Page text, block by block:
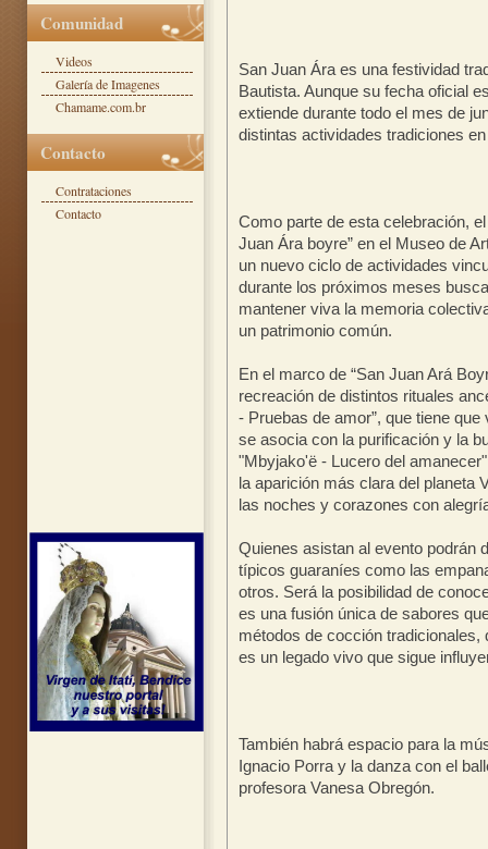
San Juan Ára es una festividad
Bautista. Aunque su fecha oficial
extiende durante todo el mes de
distintas actividades tradiciones
Como parte de esta celebración,
Juan Ára boyre” en el Museo de
un nuevo ciclo de actividades
durante los próximos meses
mantener viva la memoria
un patrimonio común.
En el marco de “San Juan Ará
recreación de distintos rituales
- Pruebas de amor”, que tiene
se asocia con la purificación y la
"Mbyjako'ë - Lucero del
la aparición más clara del planeta
las noches y corazones con
Quienes asistan al evento podrán
típicos guaraníes como las
otros. Será la posibilidad de
es una fusión única de sabores
métodos de cocción tradicionales,
es un legado vivo que sigue
También habrá espacio para la
Ignacio Porra y la danza con el
profesora Vanesa Obregón.
Comunidad
Videos
Galería de Imagenes
Chamame.com.br
Contacto
Contrataciones
Contacto